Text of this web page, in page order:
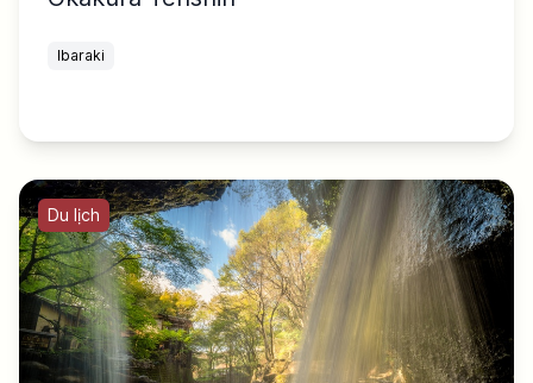
Ibaraki
Du lịch